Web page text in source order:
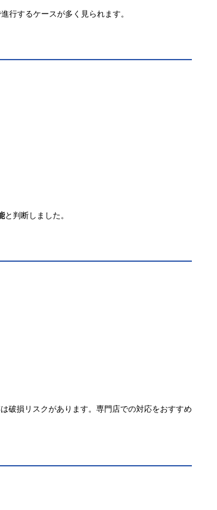
行するケースが多く見られます。
と判断しました。
破損リスクがあります。専門店での対応をおすすめ